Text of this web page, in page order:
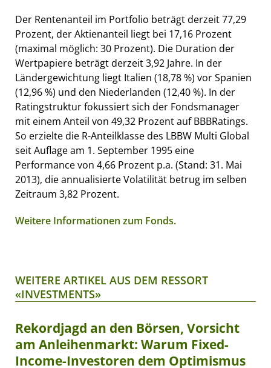
Der Rentenanteil im Portfolio beträgt derzeit 77,29
Prozent, der Aktienanteil liegt bei 17,16 Prozent
(maximal möglich: 30 Prozent). Die Duration der
Wertpapiere beträgt derzeit 3,92 Jahre. In der
Ländergewichtung liegt Italien (18,78 %) vor Spanien
(12,96 %) und den Niederlanden (12,40 %). In der
Ratingstruktur fokussiert sich der Fondsmanager
mit einem Anteil von 49,32 Prozent auf BBBRatings.
So erzielte die R-Anteilklasse des LBBW Multi Global
seit Auflage am 1. September 1995 eine
Performance von 4,66 Prozent p.a. (Stand: 31. Mai
2013), die annualisierte Volatilität betrug im selben
Zeitraum 3,82 Prozent.
Weitere Informationen zum Fonds.
WEITERE ARTIKEL AUS DEM RESSORT
«INVESTMENTS»
Rekordjagd an den Börsen, Vorsicht
am Anleihenmarkt: Warum Fixed-
Income-Investoren dem Optimismus